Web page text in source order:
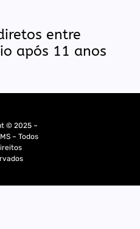
entre
após 11 anos
© 2025 –
– Todos